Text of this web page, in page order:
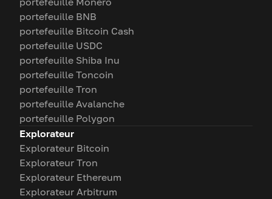
portefeuille BNB
portefeuille Bitcoin Cash
portefeuille USDC
portefeuille Shiba Inu
portefeuille Toncoin
portefeuille Tron
portefeuille Avalanche
portefeuille Polygon
Explorateur
Explorateur Bitcoin
Explorateur Tron
Explorateur Ethereum
Explorateur Arbitrum